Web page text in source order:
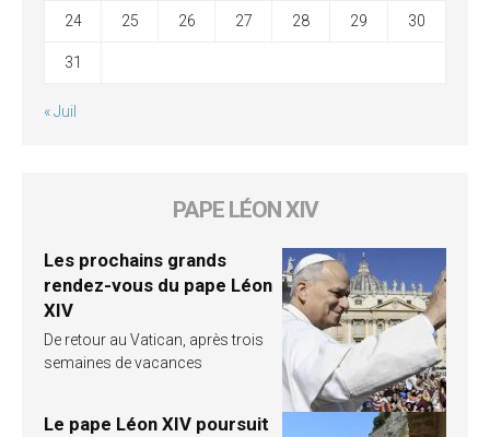
24 25 26 27 28 29 30
31
« Juil
PAPE LÉON XIV
Les prochains grands
rendez-vous du pape Léon
XIV
De retour au Vatican, après trois
semaines de vacances
Le pape Léon XIV poursuit